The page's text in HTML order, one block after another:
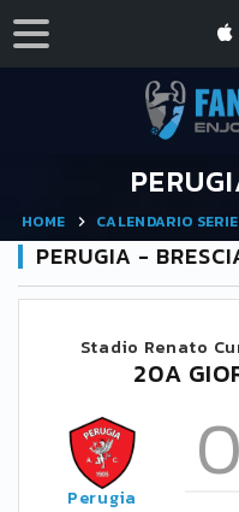
HOME CALENDARIO
PERUGIA -
Stadio Renato
20A
Perugia 0